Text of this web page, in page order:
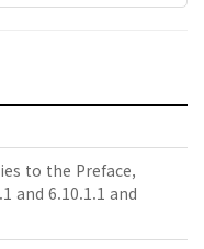
to the Preface,
and 6.10.1.1 and